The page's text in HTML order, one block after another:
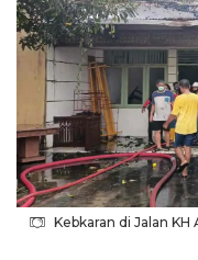
Kebkaran di Jalan